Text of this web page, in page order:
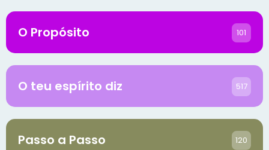
O Propósito 101
O teu espírito diz 517
Passo a Passo 120